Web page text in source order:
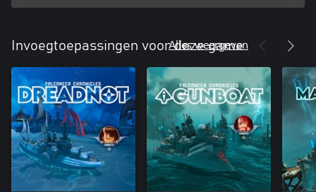
Invoegtoepassingen voor deze game
Alles weergeven